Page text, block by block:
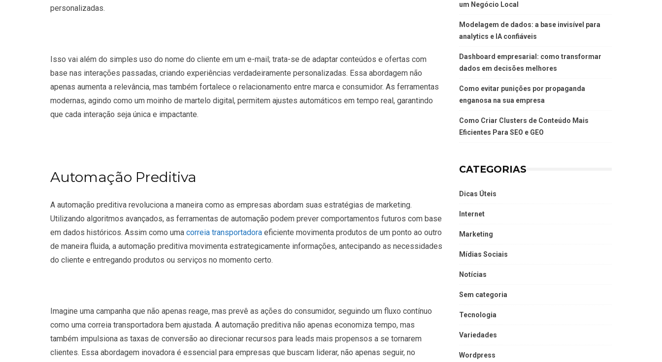
personalizadas.
Isso vai além do simples uso do nome do cliente em um e-mail; trata-se de adaptar conteúdos e ofertas com
base nas interações passadas, criando experiências verdadeiramente personalizadas. Essa abordagem não
apenas aumenta a relevância, mas também fortalece o relacionamento entre marca e consumidor. As ferramentas
modernas, agindo como um moinho de martelo digital, permitem ajustes automáticos em tempo real, garantindo
que cada interação seja única e impactante.
Automação Preditiva
A automação preditiva revoluciona a maneira como as empresas abordam suas estratégias de marketing.
Utilizando algoritmos avançados, as ferramentas de automação podem prever comportamentos futuros com base
em dados históricos. Assim como uma correia transportadora eficiente movimenta produtos de um ponto ao outro
de maneira fluida, a automação preditiva movimenta estrategicamente informações, antecipando as necessidades
do cliente e entregando produtos ou serviços no momento certo.
Imagine uma campanha que não apenas reage, mas prevê as ações do consumidor, seguindo um fluxo contínuo
como uma correia transportadora bem ajustada. A automação preditiva não apenas economiza tempo, mas
também impulsiona as taxas de conversão ao direcionar recursos para leads mais propensos a se tornarem
clientes. Essa abordagem inovadora é essencial para empresas que buscam liderar, não apenas seguir, no
um Negócio Local
Modelagem de dados: a base invisível para
analytics e IA confiáveis
Dashboard empresarial: como transformar
dados em decisões melhores
Como evitar punições por propaganda
enganosa na sua empresa
Como Criar Clusters de Conteúdo Mais
Eficientes Para SEO e GEO
CATEGORIAS
Dicas Úteis
Internet
Marketing
Mídias Sociais
Notícias
Sem categoria
Tecnologia
Variedades
Wordpress